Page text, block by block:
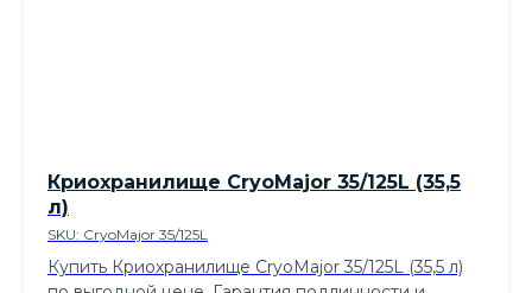
Криохранилище CryoMajor 35/125L (35,5
л)
SKU: CryoMajor 35/125L
Купить Криохранилище CryoMajor 35/125L (35,5 л)